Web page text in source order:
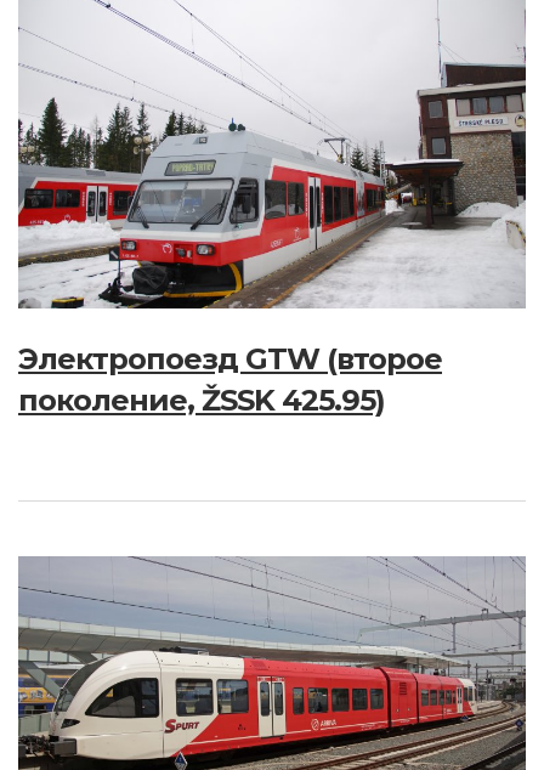
Электропоезд GTW (второе
поколение, ŽSSK 425.95)